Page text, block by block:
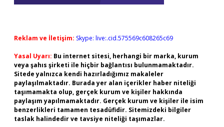
Reklam ve İletişim: Skype: live:.cid.575569c608265c69
Yasal Uyarı: Bu internet sitesi, herhangi bir marka, kurum
veya şahıs şirketi ile hiçbir bağlantısı bulunmamaktadır.
Sitede yalnızca kendi hazırladığımız makaleler
paylaşılmaktadır. Burada yer alan içerikler haber niteliği
taşımamakta olup, gerçek kurum ve kişiler hakkında
paylaşım yapılmamaktadır. Gerçek kurum ve kişiler ile isim
benzerlikleri tamamen tesadüfidir. Sitemizdeki bilgiler
taslak halindedir ve tavsiye niteliği taşımazlar.